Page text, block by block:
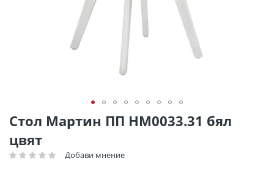
Стол Мартин ПП HM0033.31 бял
цвят
Рейтинг: Добави мнение
Преминете
към
началото
на